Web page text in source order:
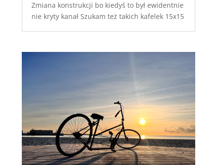
Zmiana konstrukcji bo kiedyś to był ewidentnie
nie kryty kanał Szukam też takich kafelek 15x15